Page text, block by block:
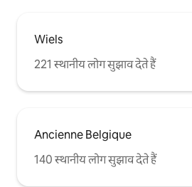
Wiels
221 स्थानीय लोग सुझाव देते हैं
Ancienne Belgique
140 स्थानीय लोग सुझाव देते हैं